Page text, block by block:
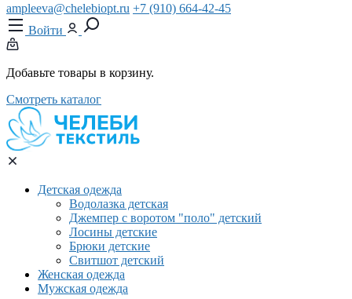
ampleeva@chelebiopt.ru +7 (910) 664-42-45
Войти
Добавьте товары в корзину.
Смотреть каталог
Детская одежда
Водолазка детская
Джемпер с воротом "поло" детский
Лосины детские
Брюки детские
Свитшот детский
Женская одежда
Мужская одежда